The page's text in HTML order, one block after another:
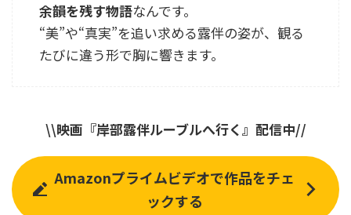
余韻を残す物語なんです。
“美”や“真実”を追い求める露伴の姿が、観る
たびに違う形で胸に響きます。
\\映画『岸部露伴ルーブルへ行く』配信中//
Amazonプライムビデオで作品をチェ
ックする